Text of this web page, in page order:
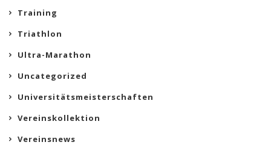
Training
Triathlon
Ultra-Marathon
Uncategorized
Universitätsmeisterschaften
Vereinskollektion
Vereinsnews